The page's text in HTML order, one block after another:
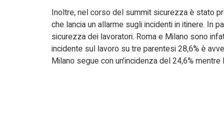
Inoltre, nel corso del summit sicurezza è stato
che lancia un allarme sugli incidenti in itinere. In
sicurezza dei lavoratori. Roma e Milano sono
incidente sul lavoro su tre parentesi 28,6% è
Milano segue con un’incidenza del 24,6%